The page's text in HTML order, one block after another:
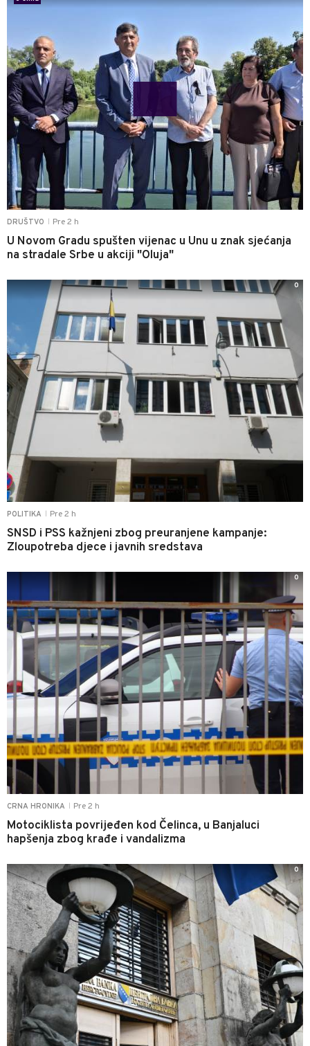
DRUŠTVO Pre 2 h
U Novom Gradu spušten vijenac u Unu u znak sjećanja
na stradale Srbe u akciji "Oluja"
POLITIKA Pre 2 h
SNSD i PSS kažnjeni zbog preuranjene kampanje:
Zloupotreba djece i javnih sredstava
0
CRNA HRONIKA Pre 2 h
Motociklista povrijeđen kod Čelinca, u Banjaluci
hapšenja zbog krađe i vandalizma
0
0